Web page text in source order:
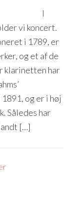
I
vi koncert.
i 1789, er
og et af de
klarinetten har
og er i høj
Således har
[…]